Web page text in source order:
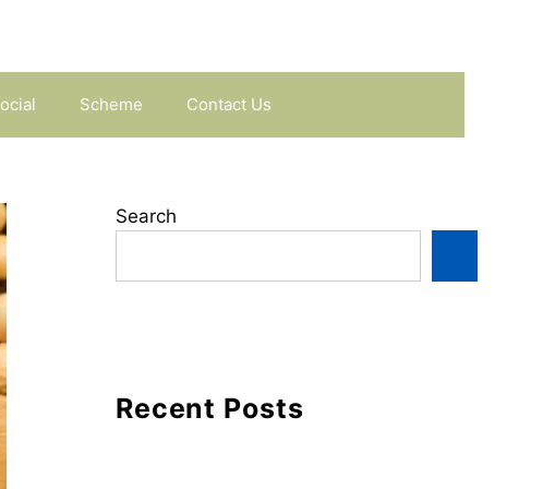
Scheme Contact Us
Search
Recent Posts